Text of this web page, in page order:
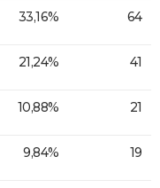
33,16% 64
21,24% 41
10,88% 21
9,84% 19